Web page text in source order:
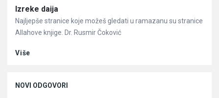
Članci
Izreke daija
Najljepše stranice koje možeš gledati u ramazanu su stranice
Allahove knjige. Dr. Rusmir Čoković
Više
NOVI ODGOVORI